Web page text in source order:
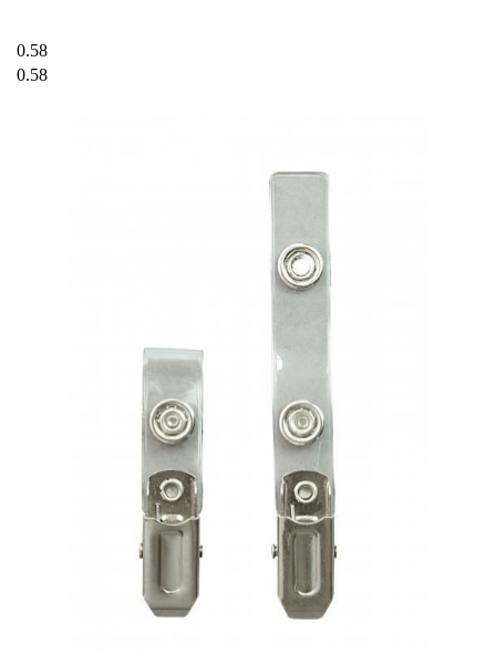
0.58
0.58